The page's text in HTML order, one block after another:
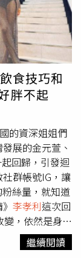
Lee 攜手全
國女星李孝利
Norman's
全天候提供
Streets」
續發酵中。首
址：韓國首爾
食技巧和
胖不起
的資深姐姐們
展的金元萱、
回歸，引發迴
群帳號IG，讓
絲量，就知道
李孝利這次回
，依然是身材
妖精阿！
繼續閱讀